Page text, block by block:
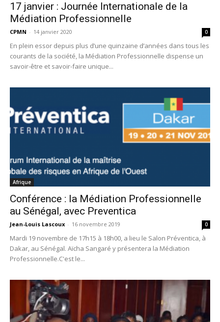
17 janvier : Journée Internationale de la
Médiation Professionnelle
CPMN - 14 janvier 2020 0
En plein essor depuis plus d’une quinzaine d’années dans tous les
courants de la société, la Médiation Professionnelle dispense un
savoir-être et savoir-faire unique...
Afrique
Conférence : la Médiation Professionnelle
au Sénégal, avec Preventica
Jean-Louis Lascoux - 16 novembre 2019 0
Mardi 19 novembre de 17h15 à 18h00, a lieu le Salon Préventica, à
Dakar, au Sénégal. Aïcha Sangaré y présentera la Médiation
Professionnelle.C'est le...